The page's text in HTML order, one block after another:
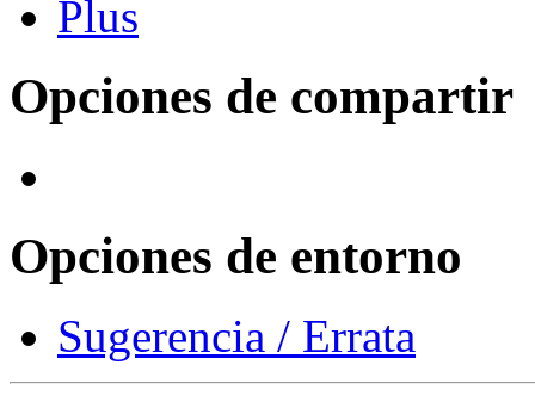
Opciones de compartir
Opciones de entorno
Sugerencia / Errata